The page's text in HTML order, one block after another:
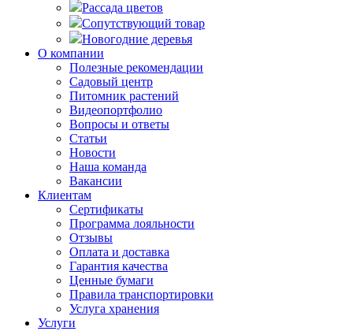
Рассада цветов
Сопутствующий товар
Новогодние деревья
О компании
Полезные рекомендации
Садовый центр
Питомник растений
Видеопортфолио
Вопросы и ответы
Статьи
Новости
Наша команда
Вакансии
Клиентам
Сертификаты
Программа лояльности
Отзывы
Оплата и доставка
Гарантия качества
Ценные бумаги
Правила транспортировки
Услуга хранения
Услуги